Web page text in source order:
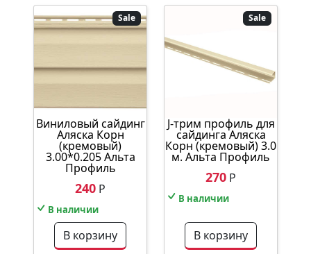
Sale
Виниловый сайдинг
Аляска Корн
(кремовый)
3.00*0.205 Альта
Профиль
240 Р
В наличии
В корзину
Sale
J-трим профиль для
сайдинга Аляска
Корн (кремовый) 3.0
м. Альта Профиль
270 Р
В наличии
В корзину